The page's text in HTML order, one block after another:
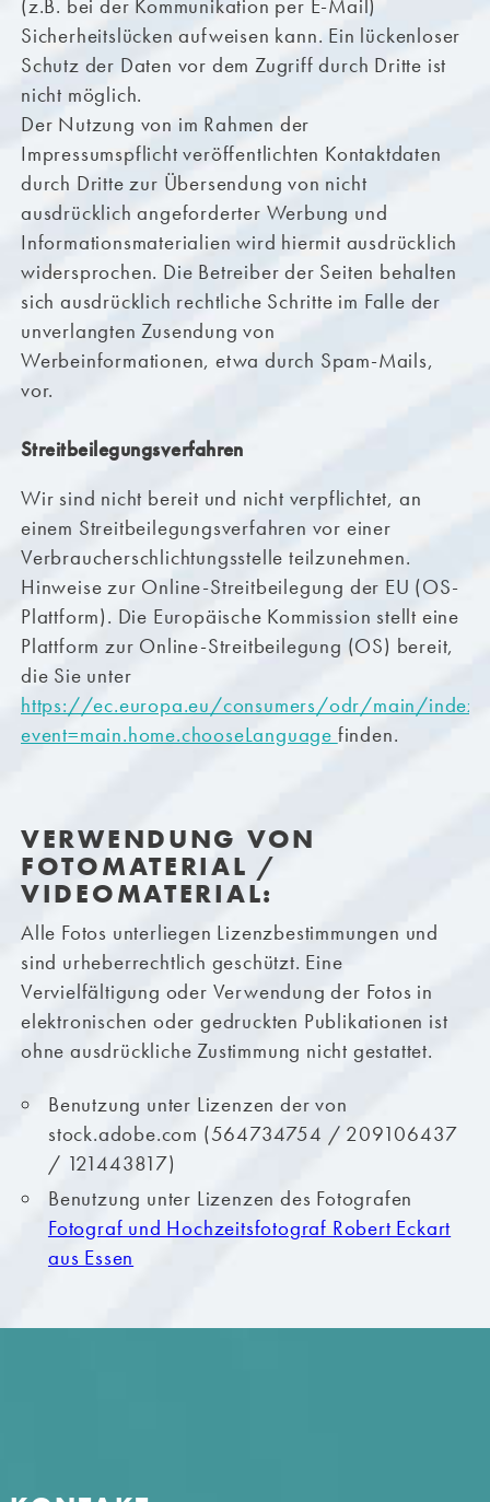
(z.B. bei der Kommunikation per E-Mail)
Sicherheitslücken aufweisen kann. Ein lückenloser
Schutz der Daten vor dem Zugriff durch Dritte ist
nicht möglich.
Der Nutzung von im Rahmen der
Impressumspflicht veröffentlichten Kontaktdaten
durch Dritte zur Übersendung von nicht
ausdrücklich angeforderter Werbung und
Informationsmaterialien wird hiermit ausdrücklich
widersprochen. Die Betreiber der Seiten behalten
sich ausdrücklich rechtliche Schritte im Falle der
unverlangten Zusendung von
Werbeinformationen, etwa durch Spam-Mails,
vor.
Streitbeilegungsverfahren
Wir sind nicht bereit und nicht verpflichtet, an
einem Streitbeilegungsverfahren vor einer
Verbraucherschlichtungsstelle teilzunehmen.
Hinweise zur Online-Streitbeilegung der EU (OS-
Plattform). Die Europäische Kommission stellt eine
Plattform zur Online-Streitbeilegung (OS) bereit,
die Sie unter
https://ec.europa.eu/consumers/odr/main/
event=main.home.chooseLanguage finden.
VERWENDUNG VON
FOTOMATERIAL /
VIDEOMATERIAL:
Alle Fotos unterliegen Lizenzbestimmungen und
sind urheberrechtlich geschützt. Eine
Vervielfältigung oder Verwendung der Fotos in
elektronischen oder gedruckten Publikationen ist
ohne ausdrückliche Zustimmung nicht gestattet.
Benutzung unter Lizenzen der von
stock.adobe.com (564734754 / 209106437
/ 121443817)
Benutzung unter Lizenzen des Fotografen
Fotograf und Hochzeitsfotograf Robert Eckart
aus Essen